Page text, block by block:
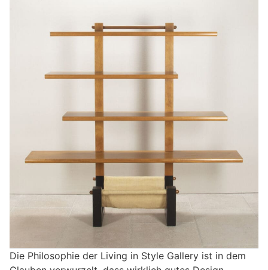
Die Philosophie der Living in Style Gallery ist in dem